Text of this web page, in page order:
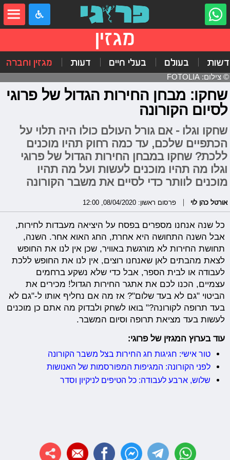
מגזין
בעולם בעלי חיים דעות מגזין וחברה
© צילום: FOTOLIA
שחקו: מבחן החירות הגדול של פרוגי
לסיום הקורונה
שחקו וגלו - אם גורל העולם כולו היה תלוי על
הכתפיים שלכם, עד כמה רחוק תהיו מוכנים
ללכת? שחקו במבחן החירות הגדול של פרוגי
וגלו מה תהיו מוכנים לעשות ועל מה תהיו
מוכנים לוותר כדי לסיים את משבר הקורונה
אורטל כהן לוי פרסום ראשון: 08/04/2020, 12:00
כל שנה אנחנו מספרים בפסח על היציאה מעבדות לחירות,
אבל השנה התחושה היא אחרת, החג האוא אחר. השנה,
תחושת החירות לא מורגשת באוויר, שכן אין לנו את החופש
לצאת מהבתים לאן שאנחנו רוצים, אין לנו את החופש ללכת
לעבודה או לבית הספר, אבל כדי שלא נשקע ברחמים
עצמיים, הכנו לכם את אתגר החירות הגדול! מכירים את
הביטוי "גם לא בעד שלום"? אז מה אם נחליף אותו ל-"גם לא
בעד תרופה לקורונה?" בואו לשחק ולבדוק מה אתם כן מוכנים
לעשות בעד מציאת תרופה וסיום המשבר.
עוד בערוץ המגזין של פרוגי:
טור אישי: חגיגות חג החירות בצל משבר הקורונה
לפני הקורונה: המגיפות המפורסמות של האנושות
שלוש, ארבע לעבודה: כל הטיפים לניקיון וסדר